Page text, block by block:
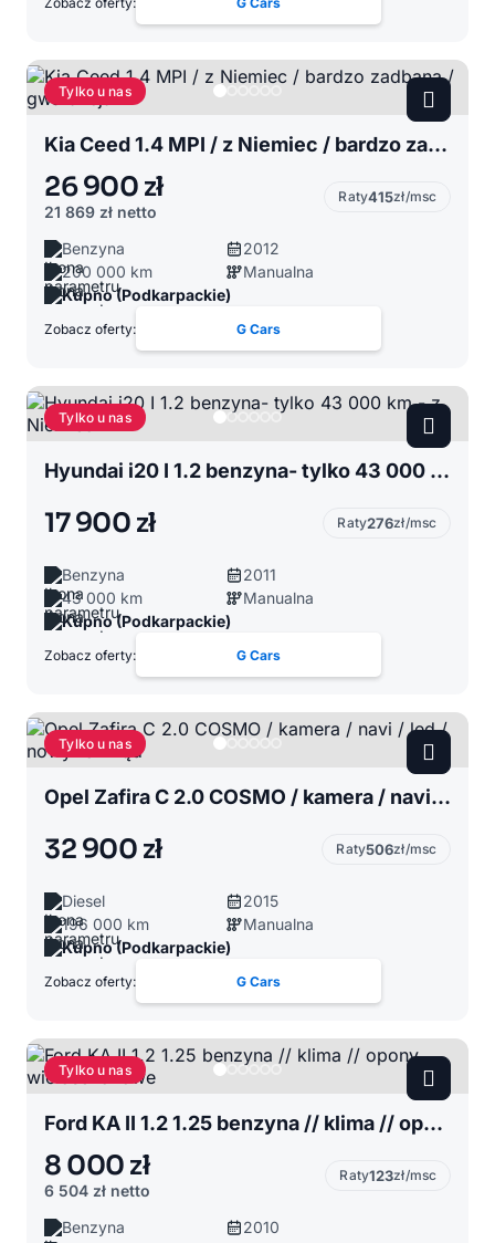
Tylko u nas
Kia Ceed 1.4 MPI / z Niemiec / bardzo zadbana / gwarancja
26 900 zł
21 869 zł netto
Raty415zł/msc
Benzyna
2012
200 000 km
Manualna
Kupno (Podkarpackie)
Zobacz oferty: G Cars
Tylko u nas
Hyundai i20 I 1.2 benzyna- tylko 43 000 km - z Niemiec
17 900 zł Raty276zł/msc
Benzyna
2011
43 000 km
Manualna
Kupno (Podkarpackie)
Zobacz oferty: G Cars
Tylko u nas
Opel Zafira C 2.0 COSMO / kamera / navi / led / nowy rozrząd
32 900 zł Raty506zł/msc
Diesel
2015
196 000 km
Manualna
Kupno (Podkarpackie)
Zobacz oferty: G Cars
Tylko u nas
Ford KA II 1.2 1.25 benzyna // klima // opony wielosezonowe
8 000 zł
6 504 zł netto
Raty123zł/msc
Benzyna
2010